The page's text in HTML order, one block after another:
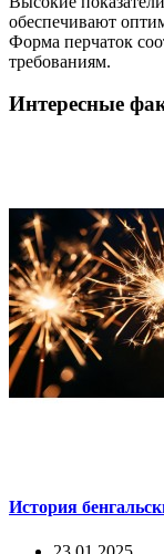
обеспечивают
Форма перчаток
требованиям.
Интересные
История